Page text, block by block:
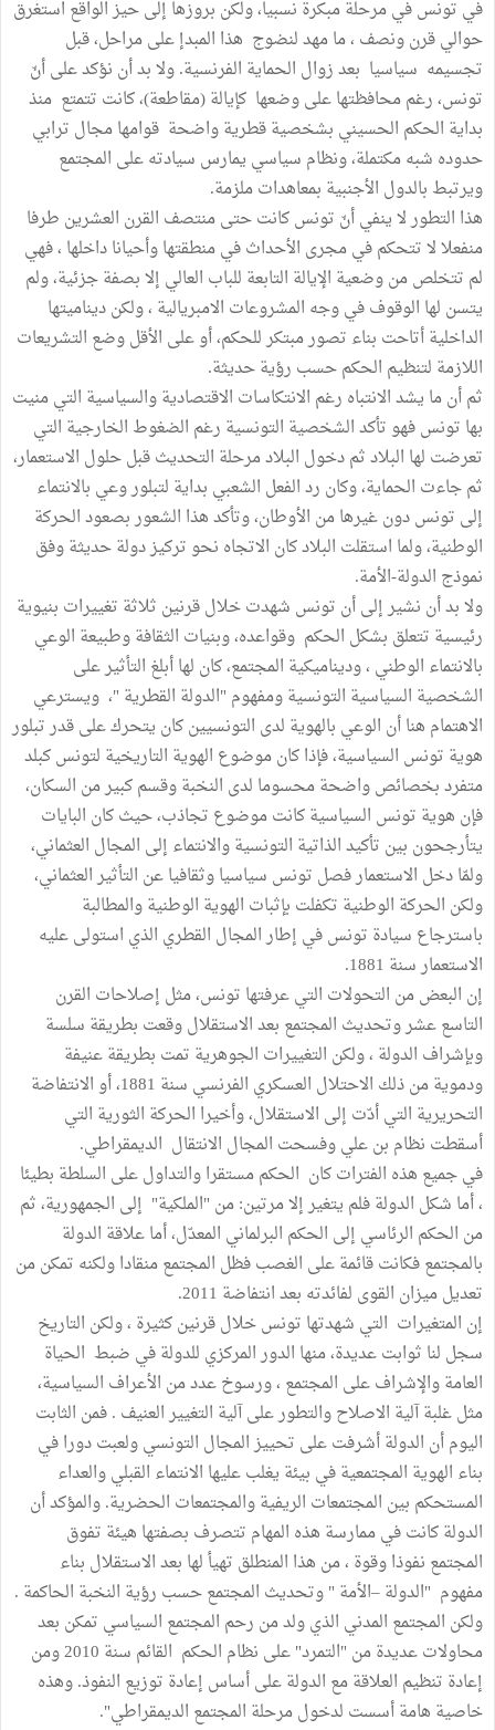
في تونس في مرحلة مبكرة نسبيا، ولكن بروزها إلى حيز الواقع استغرق
حوالي قرن ونصف ، ما مهد لنضوج هذا المبدإ على مراحل، قبل
تجسيمه سياسيا بعد زوال الحماية الفرنسية. ولا بد أن نؤكد على أنّ
تونس، رغم محافظتها على وضعها كإيالة (مقاطعة)، كانت تتمتع منذ
بداية الحكم الحسيني بشخصية قطرية واضحة قوامها مجال ترابي
حدوده شبه مكتملة، ونظام سياسي يمارس سيادته على المجتمع
ويرتبط بالدول الأجنبية بمعاهدات ملزمة.
هذا التطور لا ينفي أنّ تونس كانت حتى منتصف القرن العشرين طرفا
منفعلا لا تتحكم في مجرى الأحداث في منطقتها وأحيانا داخلها ، فهي
لم تتخلص من وضعية الإيالة التابعة للباب العالي إلا بصفة جزئية، ولم
يتسن لها الوقوف في وجه المشروعات الامبريالية ، ولكن ديناميتها
الداخلية أتاحت بناء تصور مبتكر للحكم، أو على الأقل وضع التشريعات
اللازمة لتنظيم الحكم حسب رؤية حديثة.
ثم أن ما يشد الانتباه رغم الانتكاسات الاقتصادية والسياسية التي منيت
بها تونس فهو تأكد الشخصية التونسية رغم الضغوط الخارجية التي
تعرضت لها البلاد ثم دخول البلاد مرحلة التحديث قبل حلول الاستعمار،
ثم جاءت الحماية، وكان رد الفعل الشعبي بداية لتبلور وعي بالانتماء
إلى تونس دون غيرها من الأوطان، وتأكد هذا الشعور بصعود الحركة
الوطنية، ولما استقلت البلاد كان الاتجاه نحو تركيز دولة حديثة وفق
نموذج الدولة-الأمة.
ولا بد أن نشير إلى أن تونس شهدت خلال قرنين ثلاثة تغييرات بنيوية
رئيسية تتعلق بشكل الحكم وقواعده، وبنيات الثقافة وطبيعة الوعي
بالانتماء الوطني ، وديناميكية المجتمع، كان لها أبلغ التأثير على
الشخصية السياسية التونسية ومفهوم "الدولة القطرية "، ويسترعي
الاهتمام هنا أن الوعي بالهوية لدى التونسيين كان يتحرك على قدر تبلور
هوية تونس السياسية، فإذا كان موضوع الهوية التاريخية لتونس كبلد
متفرد بخصائص واضحة محسوما لدى النخبة وقسم كبير من السكان،
فإن هوية تونس السياسية كانت موضوع تجاذب، حيث كان البايات
يتأرجحون بين تأكيد الذاتية التونسية والانتماء إلى المجال العثماني،
ولمّا دخل الاستعمار فصل تونس سياسيا وثقافيا عن التأثير العثماني،
ولكن الحركة الوطنية تكفلت بإثبات الهوية الوطنية والمطالبة
باسترجاع سيادة تونس في إطار المجال القطري الذي استولى عليه
الاستعمار سنة 1881.
إن البعض من التحولات التي عرفتها تونس، مثل إصلاحات القرن
التاسع عشر وتحديث المجتمع بعد الاستقلال وقعت بطريقة سلسة
وبإشراف الدولة ، ولكن التغييرات الجوهرية تمت بطريقة عنيفة
ودموية من ذلك الاحتلال العسكري الفرنسي سنة 1881، أو الانتفاضة
التحريرية التي أدّت إلى الاستقلال، وأخيرا الحركة الثورية التي
أسقطت نظام بن علي وفسحت المجال الانتقال الديمقراطي.
في جميع هذه الفترات كان الحكم مستقرا والتداول على السلطة بطيئا
، أما شكل الدولة فلم يتغير إلا مرتين: من "الملكية" إلى الجمهورية، ثم
من الحكم الرئاسي إلى الحكم البرلماني المعدّل، أما علاقة الدولة
بالمجتمع فكانت قائمة على الغصب فظل المجتمع منقادا ولكنه تمكن من
تعديل ميزان القوى لفائدته بعد انتفاضة 2011.
إن المتغيرات التي شهدتها تونس خلال قرنين كثيرة ، ولكن التاريخ
سجل لنا ثوابت عديدة، منها الدور المركزي للدولة في ضبط الحياة
العامة والإشراف على المجتمع ، ورسوخ عدد من الأعراف السياسية،
مثل غلبة آلية الاصلاح والتطور على آلية التغيير العنيف . فمن الثابت
اليوم أن الدولة أشرفت على تحييز المجال التونسي ولعبت دورا في
بناء الهوية المجتمعية في بيئة يغلب عليها الانتماء القبلي والعداء
المستحكم بين المجتمعات الريفية والمجتمعات الحضرية. والمؤكد أن
الدولة كانت في ممارسة هذه المهام تتصرف بصفتها هيئة تفوق
المجتمع نفوذا وقوة ، من هذا المنطلق تهيأ لها بعد الاستقلال بناء
مفهوم "الدولة –الأمة " وتحديث المجتمع حسب رؤية النخبة الحاكمة .
ولكن المجتمع المدني الذي ولد من رحم المجتمع السياسي تمكن بعد
محاولات عديدة من "التمرد" على نظام الحكم القائم سنة 2010 ومن
إعادة تنظيم العلاقة مع الدولة على أساس إعادة توزيع النفوذ. وهذه
خاصية هامة أسست لدخول مرحلة المجتمع الديمقراطي".